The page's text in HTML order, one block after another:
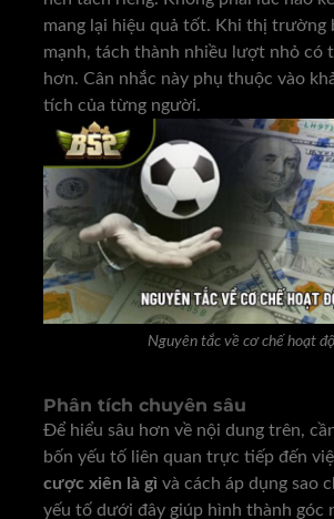
mang lại hiệu quả tốt. Khi thị trường
mạnh, tách thành nhiều lượt nhỏ có
hơn. Cân nhắc này phụ thuộc vào
tích của từng người.
Nguyên tắc về cơ chế hoạt
Phân tích chuyên sâu
Để hiểu sâu hơn về nội dung trên,
bốn yếu tố liên quan trực tiếp đến
cược xiên là gì và cách áp dụng sao
yếu tố dưới đây giúp hình thành góc